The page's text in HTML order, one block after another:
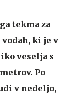
tekma za
ki je v
veselja s
Po
v nedeljo,